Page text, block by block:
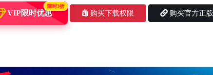
VIP限时优惠
限时3折
购买下载权限 购买官方正版